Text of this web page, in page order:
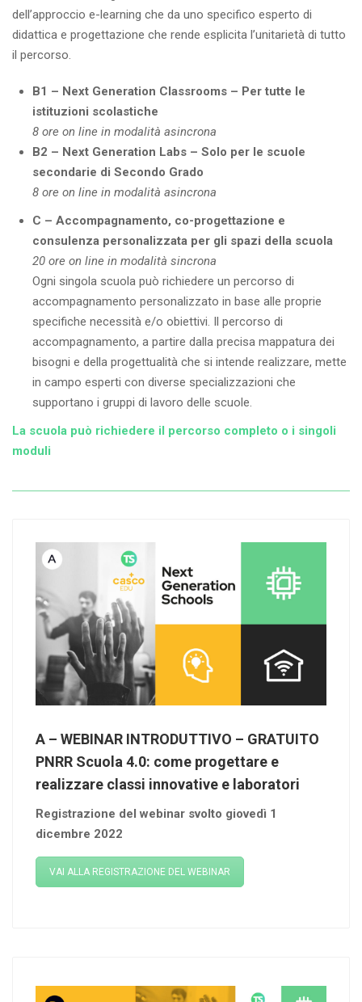
dell’approccio e-learning che da uno specifico esperto di
didattica e progettazione che rende esplicita l’unitarietà di tutto
il percorso.
B1 – Next Generation Classrooms – Per tutte le
istituzioni scolastiche
8 ore on line in modalità asincrona
B2 – Next Generation Labs – Solo per le scuole
secondarie di Secondo Grado
8 ore on line in modalità asincrona
C – Accompagnamento, co-progettazione e
consulenza personalizzata per gli spazi della scuola
20 ore on line in modalità sincrona
Ogni singola scuola può richiedere un percorso di
accompagnamento personalizzato in base alle proprie
specifiche necessità e/o obiettivi. Il percorso di
accompagnamento, a partire dalla precisa mappatura dei
bisogni e della progettualità che si intende realizzare, mette
in campo esperti con diverse specializzazioni che
supportano i gruppi di lavoro delle scuole.
La scuola può richiedere il percorso completo o i singoli
moduli
A – WEBINAR INTRODUTTIVO – GRATUITO
PNRR Scuola 4.0: come progettare e
realizzare classi innovative e laboratori
Registrazione del webinar svolto giovedì 1
dicembre 2022
VAI ALLA REGISTRAZIONE DEL WEBINAR